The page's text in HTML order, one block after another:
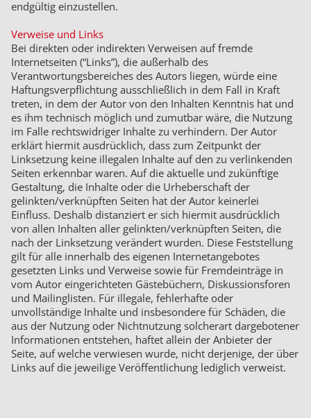
endgültig einzustellen.
Verweise und Links
Bei direkten oder indirekten Verweisen auf fremde
Internetseiten (“Links”), die außerhalb des
Verantwortungsbereiches des Autors liegen, würde eine
Haftungsverpflichtung ausschließlich in dem Fall in Kraft
treten, in dem der Autor von den Inhalten Kenntnis hat und
es ihm technisch möglich und zumutbar wäre, die Nutzung
im Falle rechtswidriger Inhalte zu verhindern. Der Autor
erklärt hiermit ausdrücklich, dass zum Zeitpunkt der
Linksetzung keine illegalen Inhalte auf den zu verlinkenden
Seiten erkennbar waren. Auf die aktuelle und zukünftige
Gestaltung, die Inhalte oder die Urheberschaft der
gelinkten/verknüpften Seiten hat der Autor keinerlei
Einfluss. Deshalb distanziert er sich hiermit ausdrücklich
von allen Inhalten aller gelinkten/verknüpften Seiten, die
nach der Linksetzung verändert wurden. Diese Feststellung
gilt für alle innerhalb des eigenen Internetangebotes
gesetzten Links und Verweise sowie für Fremdeinträge in
vom Autor eingerichteten Gästebüchern, Diskussionsforen
und Mailinglisten. Für illegale, fehlerhafte oder
unvollständige Inhalte und insbesondere für Schäden, die
aus der Nutzung oder Nichtnutzung solcherart dargebotener
Informationen entstehen, haftet allein der Anbieter der
Seite, auf welche verwiesen wurde, nicht derjenige, der über
Links auf die jeweilige Veröffentlichung lediglich verweist.